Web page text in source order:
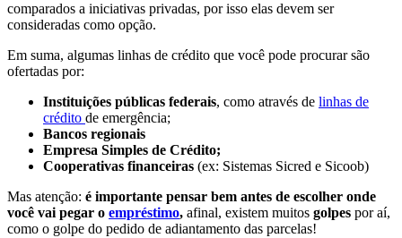
comparados a iniciativas privadas, por isso elas devem ser
consideradas como opção.
Em suma, algumas linhas de crédito que você pode procurar são
ofertadas por:
Instituições públicas federais, como através de linhas de
crédito de emergência;
Bancos regionais
Empresa Simples de Crédito;
Cooperativas financeiras (ex: Sistemas Sicred e Sicoob)
Mas atenção: é importante pensar bem antes de escolher onde
você vai pegar o empréstimo, afinal, existem muitos golpes por aí,
como o golpe do pedido de adiantamento das parcelas!